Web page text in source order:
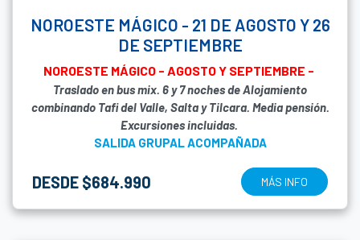
NOROESTE MÁGICO - 21 DE AGOSTO Y 26
DE SEPTIEMBRE
NOROESTE MÁGICO - AGOSTO Y SEPTIEMBRE -
Traslado en bus mix. 6 y 7 noches de Alojamiento
combinando Tafi del Valle, Salta y Tilcara. Media pensión.
Excursiones incluidas.
SALIDA GRUPAL ACOMPAÑADA
DESDE $684.990 MÁS INFO